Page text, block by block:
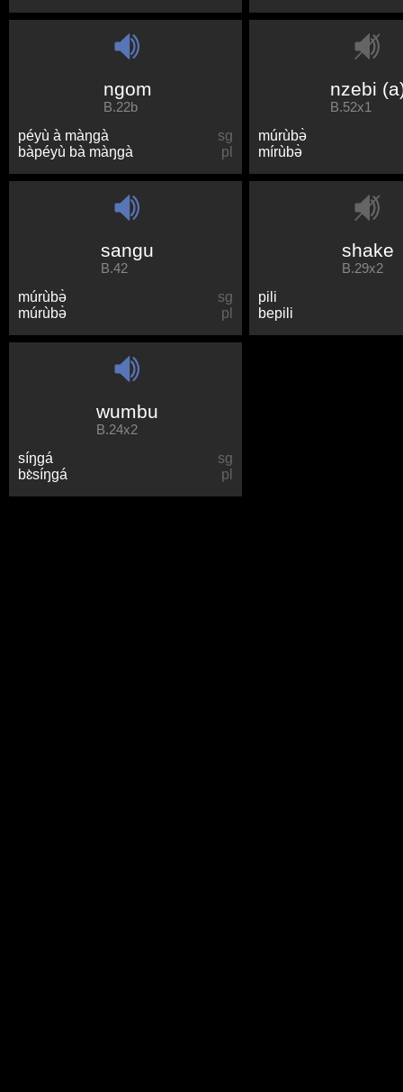
ngom
B.22b
péyù à màŋɡà
sg
bàpéyù bà màŋɡà
pl
nzebi
B.52x1
múrùbə̀
mírùbə̀
sangu
B.42
múrùbə̀
sg
múrùbə̀
pl
shake
B.29x2
pili
bepili
wumbu
B.24x2
síŋɡá
sg
bɛ̀síŋɡá
pl